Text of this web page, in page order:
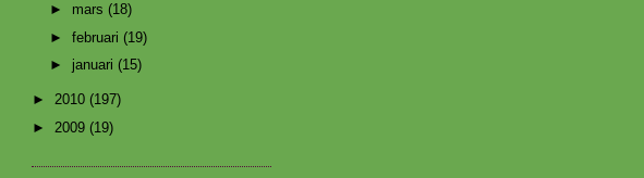
► mars (18)
► februari (19)
► januari (15)
► 2010 (197)
► 2009 (19)